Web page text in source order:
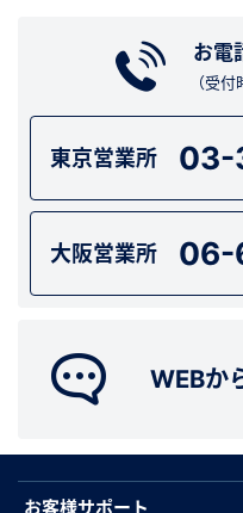
お電
（受
東京営業所 03-
大阪営業所 06-
WEBか
お客様サポート